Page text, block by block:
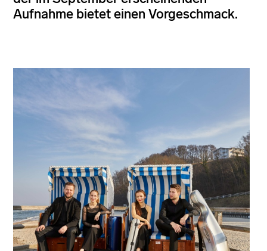
Aufnahme bietet einen Vorgeschmack.